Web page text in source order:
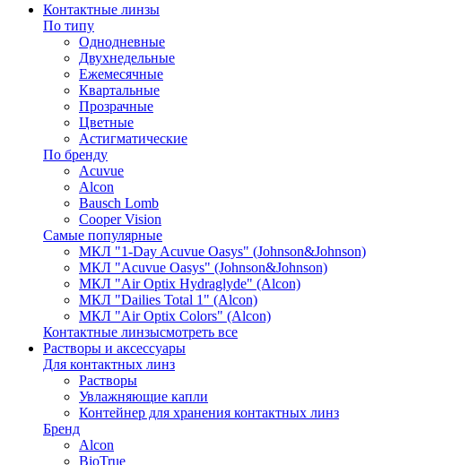
Контактные линзы
По типу
Однодневные
Двухнедельные
Ежемесячные
Квартальные
Прозрачные
Цветные
Астигматические
По бренду
Acuvue
Alcon
Bausch Lomb
Cooper Vision
Самые популярные
МКЛ "1-Day Acuvue Oasys" (Johnson&Johnson)
МКЛ "Acuvue Oasys" (Johnson&Johnson)
МКЛ "Air Optix Hydraglyde" (Alcon)
МКЛ "Dailies Total 1" (Alcon)
МКЛ "Air Optix Colors" (Alcon)
Контактные линзысмотреть все
Растворы и аксессуары
Для контактных линз
Растворы
Увлажняющие капли
Контейнер для хранения контактных линз
Бренд
Alcon
BioTrue